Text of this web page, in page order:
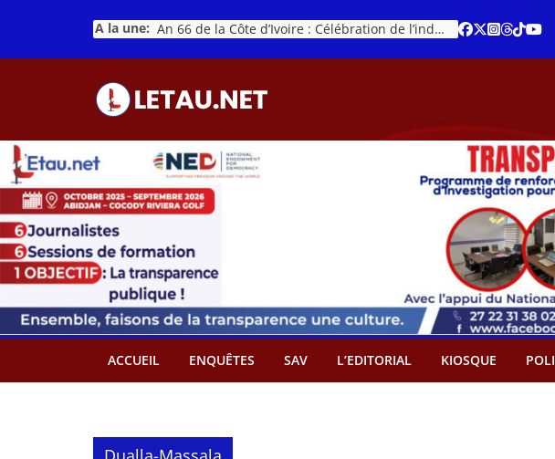
contenu
A la une: An 66 de la Côte d’Ivoire : Célébration de l’indépendance ou cérémonie d’hommage à Ouattara ?
ACCUEIL ENQUÊTES SAV L’EDITORIAL KIOSQUE